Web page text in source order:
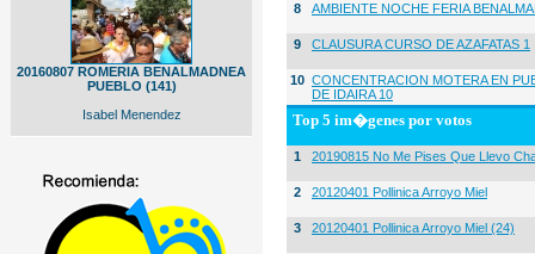
20160807 ROMERIA BENALMADNEA
PUEBLO (141)
Isabel Menendez
8 AMBIENTE NOCHE FERIA
9 CLAUSURA CURSO DE AZAFATAS 1
10 CONCENTRACION MOTERA EN
DE IDAIRA 10
Top 5 im�genes por votos
1 20190815 No Me Pises Que Llevo
2 20120401 Pollinica Arroyo Miel
3 20120401 Pollinica Arroyo Miel (24)